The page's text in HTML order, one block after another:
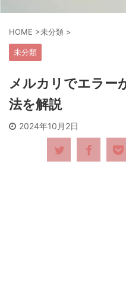
HOME >未分類 >
未分類
メルカリでエラー
法を解説
2024年10月2日